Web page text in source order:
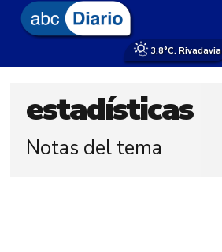
3.8°C. Rivadavia
estadísticas
Notas del tema